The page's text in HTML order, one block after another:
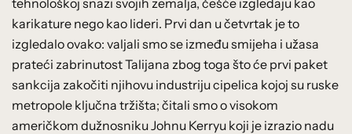
karikature nego kao lideri. Prvi dan u četvrtak je to
izgledalo ovako: valjali smo se između smijeha i užasa
prateći zabrinutost Talijana zbog toga što će prvi paket
sankcija zakočiti njihovu industriju cipelica kojoj su ruske
metropole ključna tržišta; čitali smo o visokom
američkom dužnosniku Johnu Kerryu koji je izrazio nadu